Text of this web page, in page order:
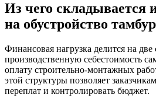
Из чего складывается
на обустройство
Финансовая нагрузка делится на
производственную себестоимость
оплату строительно-монтажных
этой структуры позволяет
переплат и контролировать бюджет.